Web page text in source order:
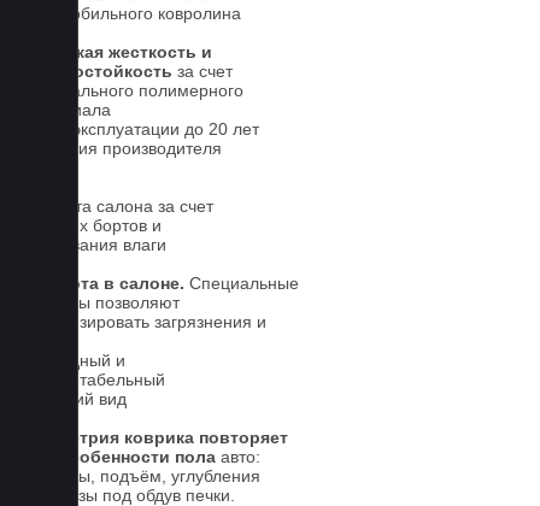
автомобильного ковролина
Высокая жесткость и
износостойкость за счет
специального полимерного
материала
Срок эксплуатации до 20 лет
Гарантия производителя
Чистота салона за счет
высоких бортов и
впитывания влаги
Чистота в салоне. Специальные
выступы позволяют
локализировать загрязнения и
Солидный и
презентабельный
внешний вид
Геометрия коврика повторяет
все особенности пола авто:
выступы, подъём, углубления
и вырезы под обдув печки.